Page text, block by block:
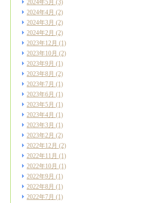
2024年5月 (3)
2024年4月 (2)
2024年3月 (2)
2024年2月 (2)
2023年12月 (1)
2023年10月 (2)
2023年9月 (1)
2023年8月 (2)
2023年7月 (1)
2023年6月 (1)
2023年5月 (1)
2023年4月 (1)
2023年3月 (1)
2023年2月 (2)
2022年12月 (2)
2022年11月 (1)
2022年10月 (1)
2022年9月 (1)
2022年8月 (1)
2022年7月 (1)